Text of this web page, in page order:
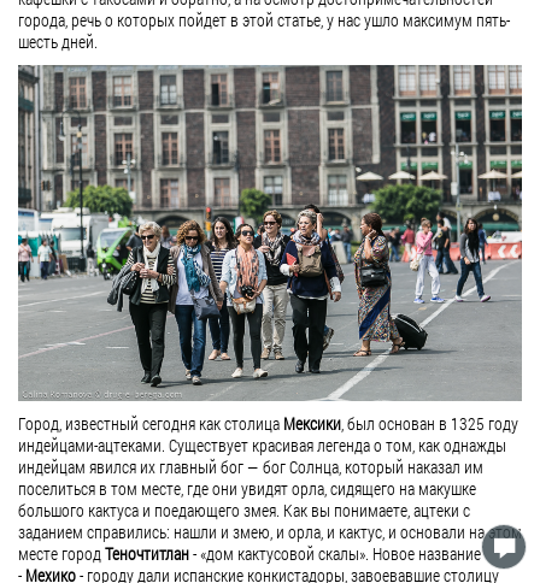
города, речь о которых пойдет в этой статье, у нас ушло максимум пять-
шесть дней.
Город, известный сегодня как столица Мексики, был основан в 1325 году
индейцами-ацтеками. Существует красивая легенда о том, как однажды
индейцам явился их главный бог — бог Солнца, который наказал им
поселиться в том месте, где они увидят орла, сидящего на макушке
большого кактуса и поедающего змея. Как вы понимаете, ацтеки с
заданием справились: нашли и змею, и орла, и кактус, и основали на этом
месте городТеночтитлан- «дом кактусовой скалы». Новое название
- Мехико- городу дали испанские конкистадоры, завоевавшие столицу